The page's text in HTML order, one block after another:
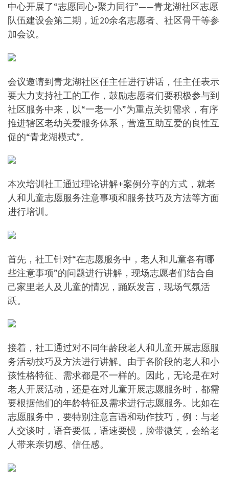
中心开展了“志愿同心•聚力同行”——青龙湖社区志愿
队伍建设会第二期，近20余名志愿者、社区骨干等参
加会议。
会议邀请到青龙湖社区任主任进行讲话，任主任表示
要大力支持社工的工作，鼓励志愿者们要积极参与到
社区服务中来，以“一老一小”为重点关切需求，有序
推进辖区老幼关爱服务体系，营造互助互爱的良性互
促的“青龙湖模式”。
本次培训社工通过理论讲解+案例分享的方式，就老
人和儿童志愿服务注意事项和服务技巧及方法等方面
进行培训。
首先，社工针对“在志愿服务中，老人和儿童各有哪
些注意事项”的问题进行讲解，现场志愿者们结合自
己家里老人及儿童的情况，踊跃发言，现场气氛活
跃。
接着，社工通过对不同年龄段老人和儿童开展志愿服
务活动技巧及方法进行讲解。由于各阶段的老人和小
孩性格特征、需求都是不一样的。因此，无论是在对
老人开展活动，还是在对儿童开展志愿服务时，都需
要根据他们的年龄特征及需求进行志愿服务。比如在
志愿服务中，要特别注意言语和动作技巧，例：与老
人交谈时，语音要低，语速要慢，脸带微笑，会给老
人带来亲切感、信任感。